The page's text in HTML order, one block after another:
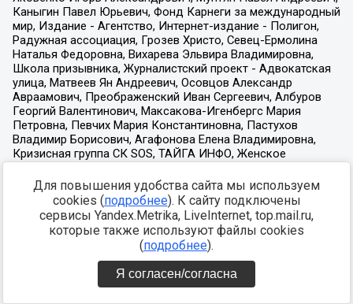
Для повышения удобства сайта мы используем
cookies (подробнее). К сайту подключены
сервисы Yandex.Metrika, LiveInternet, top.mail.ru,
которые также используют файлы cookies
(подробнее).
Я согласен/согласна